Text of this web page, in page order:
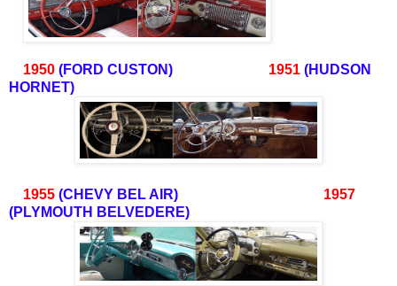
1950 (FORD CUSTON) 1951 (HUDSON
HORNET)
1955 (CHEVY BEL AIR)
1957
(PLYMOUTH BELVEDERE)